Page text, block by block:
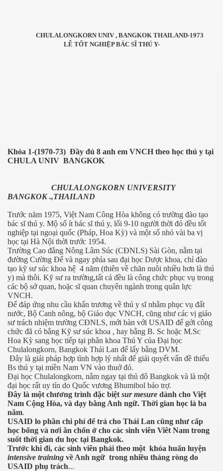
CHULALONGKORN UNIV , BANGKOK THAILAND-1973
LỄ TỐT NGHIỆP BÁC SĨ THÚ Y-
Khóa 1-(1970-73) Đầy đủ 8 anh em VNCH theo học thú y tại
CHULA UNIV BANGKOK
CHULALONGKORN UNIVERSITY
BANGKOK .,THAILAND
Trước năm 1975, Việt Nam Công Hòa không có trường đào tạo
bác sĩ thú y. Mộ số ít bác sĩ thú y, lối 9-10 người thời đó đều tốt
nghiệp tại ngoại quốc (Pháp, Hoa Kỳ) và một số nhỏ vài ba vị
học tại Hà Nội thời trước 1954.
Trường Cao đẳng Nông Lâm Súc (CĐNLS) Sài Gòn, nằm tại
đường Cường Để và ngay phía sau đại học Dược khoa, chỉ đào
tạo kỹ sư súc khoa hệ 4 năm (thiên về chăn nuôi nhiều hơn là thú
y) mà thôi. Kỹ sư ra trường,tất cả đều là công chức phục vụ trong
các bộ sở quan, hoặc sĩ quan chuyên ngành trong quân lực
VNCH.
Để đáp ứng nhu cầu khẩn trương về thú y sĩ nhằm phục vụ đất
nước, Bộ Canh nông, bộ Giáo dục VNCH, cũng như các vị giáo
sư trách nhiệm trường CĐNLS, mới bàn với USAID để gởi công
chức đã có bằng Kỹ sư súc khoa , hay bằng B. Sc hoặc M.Sc
Hoa Kỳ sang học tiếp tại phân khoa Thú Y của Đại học
Chulalongkorn, Bangkok Thái Lan để lấy bằng DVM.
Đây là giải pháp hợp tình hợp lý nhất để giải quyết vấn đề thiếu
Bs thú y tại miền Nam VN vào thuở đó.
Đại học Chulalongkorn, nằm ngay tại thủ đô Bangkok và là một
đại học rất uy tín do Quốc vương Bhumibol bảo trợ.
Đây là một chương trình đặc biệt sur mesure dành cho Việt
Nam Cộng Hòa, và dạy bằng Anh ngữ. Thời gian học là ba
năm.
USAID lo phần chi phí để trả cho Thái Lan cũng như cấp
học bổng và nơi ăn chốn ở cho các sinh viên Viêt Nam trong
suốt thời gian du học tại Bangkok.
Trước khi đi, các sinh viên phải theo một khóa huấn luyện
intensive training về Anh ngữ trong nhiều tháng ròng do
USAID phụ trách...